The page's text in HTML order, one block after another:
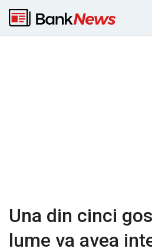
Una din cinci
lume va avea